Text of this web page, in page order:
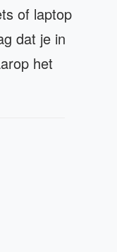
of laptop
dat je in
het